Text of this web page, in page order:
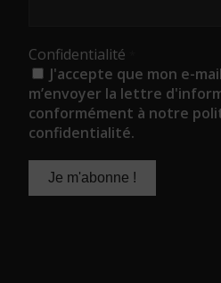
Confidentialité
J'accepte que mon e-
m’envoyer la lettre
conformément à notre
confidentialité.